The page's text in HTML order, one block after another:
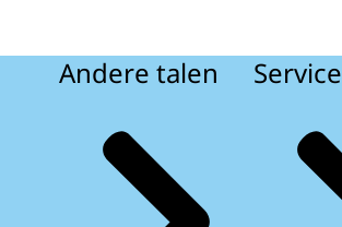
Andere talen Service